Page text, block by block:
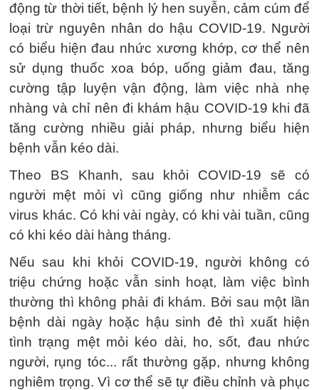
động từ thời tiết, bệnh lý hen suyễn, cảm cúm để
loại trừ nguyên nhân do hậu COVID-19. Người
có biểu hiện đau nhức xương khớp, cơ thể nên
sử dụng thuốc xoa bóp, uống giảm đau, tăng
cường tập luyện vận động, làm việc nhà nhẹ
nhàng và chỉ nên đi khám hậu COVID-19 khi đã
tăng cường nhiều giải pháp, nhưng biểu hiện
bệnh vẫn kéo dài.
Theo BS Khanh, sau khỏi COVID-19 sẽ có
người mệt mỏi vì cũng giống như nhiễm các
virus khác. Có khi vài ngày, có khi vài tuần, cũng
có khi kéo dài hàng tháng.
Nếu sau khi khỏi COVID-19, người không có
triệu chứng hoặc vẫn sinh hoạt, làm việc bình
thường thì không phải đi khám. Bởi sau một lần
bệnh dài ngày hoặc hậu sinh đẻ thì xuất hiện
tình trạng mệt mỏi kéo dài, ho, sốt, đau nhức
người, rụng tóc... rất thường gặp, nhưng không
nghiêm trọng. Vì cơ thể sẽ tự điều chỉnh và phục